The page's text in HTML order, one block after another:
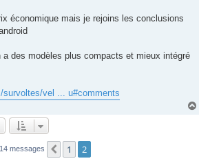
économique mais je rejoins les conclusions
a des modèles plus compacts et mieux intégré
survoltes/vel ... u#comments
14 messages Précédente
1 2